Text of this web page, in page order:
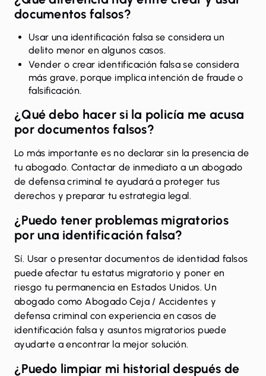
documentos falsos?
Usar una identificación falsa se considera un
delito menor en algunos casos.
Vender o crear identificación falsa se considera
más grave, porque implica intención de fraude o
falsificación.
¿Qué debo hacer si la policía me acusa
por documentos falsos?
Lo más importante es no declarar sin la presencia de
tu abogado. Contactar de inmediato a un abogado
de defensa criminal te ayudará a proteger tus
derechos y preparar tu estrategia legal.
¿Puedo tener problemas migratorios
por una identificación falsa?
Sí. Usar o presentar documentos de identidad falsos
puede afectar tu estatus migratorio y poner en
riesgo tu permanencia en Estados Unidos. Un
abogado como Abogado Ceja / Accidentes y
defensa criminal con experiencia en casos de
identificación falsa y asuntos migratorios puede
ayudarte a encontrar la mejor solución.
¿Puedo limpiar mi historial después de